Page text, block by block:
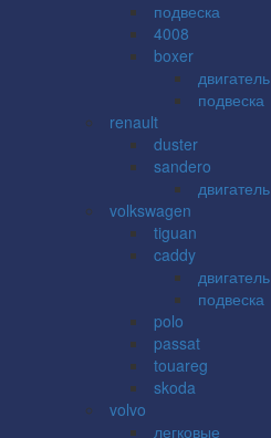
подвеска
4008
boxer
двигатель
подвеска
renault
duster
sandero
двигатель
volkswagen
tiguan
caddy
двигатель
подвеска
polo
passat
touareg
skoda
volvo
легковые